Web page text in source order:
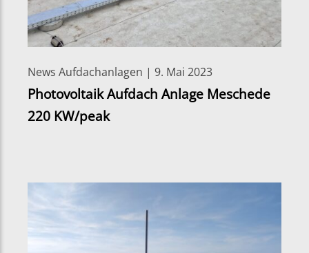
News Aufdachanlagen | 9. Mai 2023
Photovoltaik Aufdach Anlage Meschede
220 KW/peak